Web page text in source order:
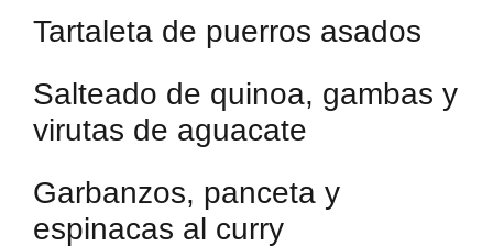
Tartaleta de puerros asados
Salteado de quinoa, gambas y
virutas de aguacate
Garbanzos, panceta y
espinacas al curry